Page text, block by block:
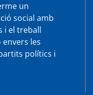
un
social amb
i el treball
les
polítics i